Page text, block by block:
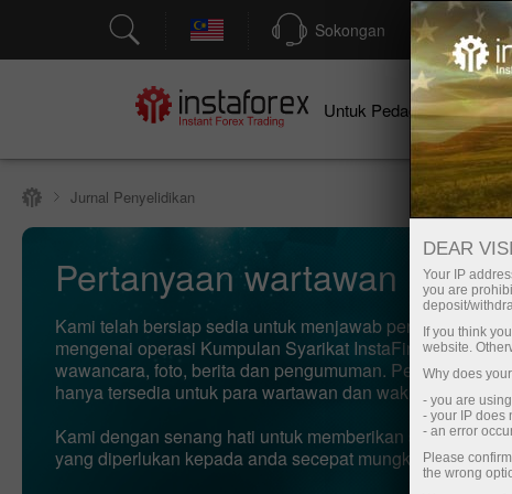
Sokongan
Untuk Pedagang
Jurnal Penyelidikan
Pertanyaan wartawan
Kami telah bersiap sedia untuk menjawab persoalan anda
mengenai operasi Kumpulan Syarikat InstaFintech: fakta,
wawancara, foto, berita dan pengumuman. Perkhidmatan
hanya tersedia untuk para wartawan dan wakil media
Kami dengan senang hati untuk memberikan semua
yang diperlukan kepada anda secepat mungkin.
DEAR
Your IP
you are
deposit/
If you think
website.
Why does
- you are
- your IP does
- an error
Please
the wrong